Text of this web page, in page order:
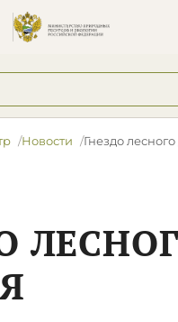
центр
Новости ​Гнездо